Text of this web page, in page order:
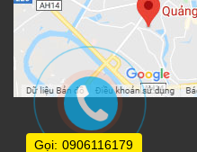
Gọi: 0906116179